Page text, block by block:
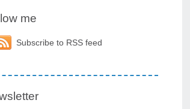
me
Subscribe to RSS feed